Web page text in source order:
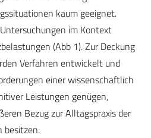
kaum geeignet.
im Kontext
(Abb 1). Zur Deckung
Verfahren entwickelt und
einer wissenschaftlich
Leistungen genügen,
Bezug zur Alltagspraxis der
besitzen.